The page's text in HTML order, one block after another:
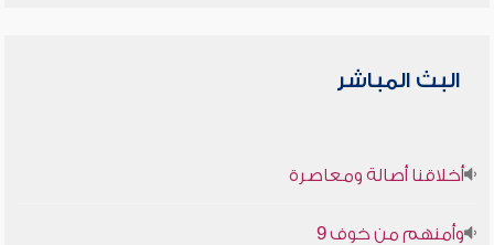
البث المباشر
أخلاقنا أصالة ومعاصرة
وأمنهم من خوف 9